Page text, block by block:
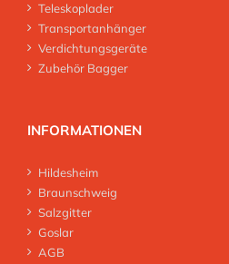
Teleskoplader
Transportanhänger
Verdichtungsgeräte
Zubehör Bagger
INFORMATIONEN
Hildesheim
Braunschweig
Salzgitter
Goslar
AGB